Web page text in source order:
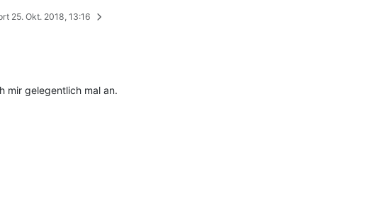
25. Okt. 2018, 13:16
mir gelegentlich mal an.